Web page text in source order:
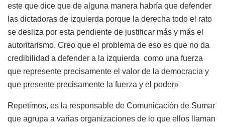
este que dice que de alguna manera habría que defender
las dictadoras de izquierda porque la derecha todo el rato
se desliza por esta pendiente de justificar más y más el
autoritarismo. Creo que el problema de eso es que no da
credibilidad a defender a la izquierda como una fuerza
que represente precisamente el valor de la democracia y
que presente precisamente la fuerza y el poder»
Repetimos, es la responsable de Comunicación de Sumar
que agrupa a varias organizaciones de lo que ellos llaman